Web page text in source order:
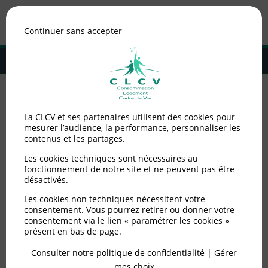
MENU
Adhérer à la CLCV
limitée du tarif réglementé à 4 % est une bonne nouvelle mais le
système d’ouverture du marché n’est plus viable à terme
Électricité -
L’augmentation limitée
du tarif réglementé à 4
% est une bonne
nouvelle mais le système
Continuer sans accepter
La CLCV et ses partenaires utilisent des cookies pour
mesurer l’audience, la performance, personnaliser les
contenus et les partages.
Les cookies techniques sont nécessaires au
fonctionnement de notre site et ne peuvent pas être
désactivés.
Les cookies non techniques nécessitent votre
consentement. Vous pourrez retirer ou donner votre
consentement via le lien « paramétrer les cookies »
présent en bas de page.
Consulter notre politique de confidentialité | Gérer